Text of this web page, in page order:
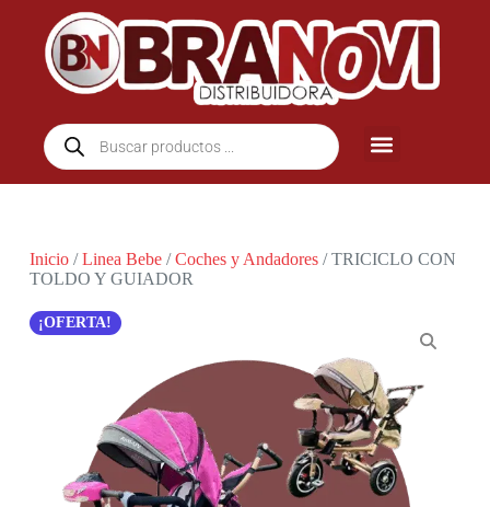
Inicio/Linea Bebe/Coches y Andadores/ TRICICLO CON
TOLDO Y GUIADOR
¡OFERTA!